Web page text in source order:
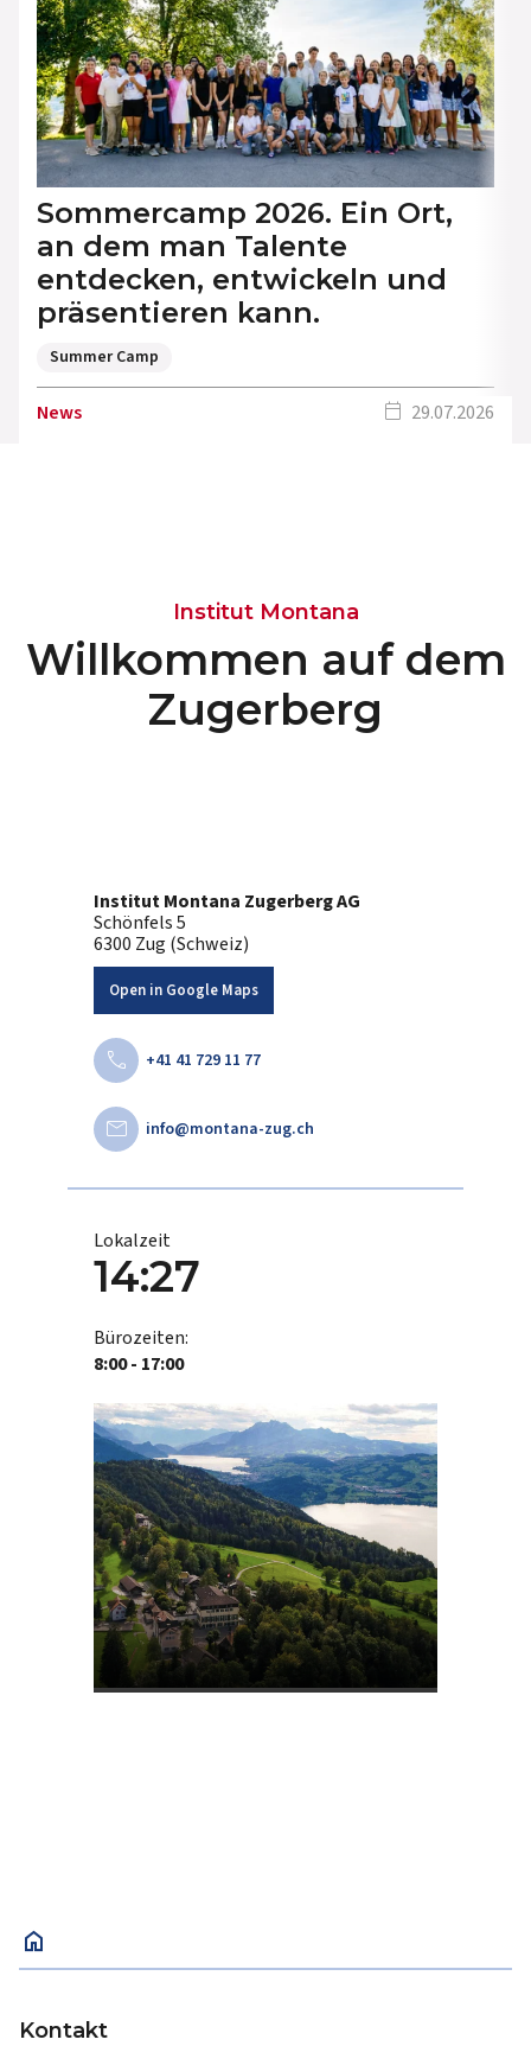
Sommercamp 2026. Ein Ort,
an dem man Talente
entdecken, entwickeln und
präsentieren kann.
Summer Camp
News calendar_today 29.07.2026
Institut Montana
Willkommen auf dem
Zugerberg
Institut Montana Zugerberg AG
Schönfels 5
6300 Zug (Schweiz)
Open in Google Maps
call +41 41 729 11 77
mail info@montana-zug.ch
Lokalzeit
14:27
Bürozeiten:
8:00 - 17:00
home
Kontakt